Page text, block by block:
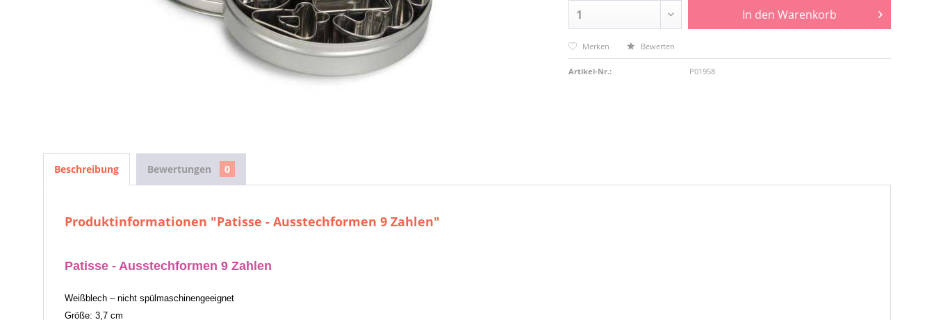
In den Warenkorb
Merken Bewerten
Artikel-Nr.: P01958
Beschreibung Bewertungen 0
Produktinformationen "Patisse - Ausstechformen 9 Zahlen"
Patisse - Ausstechformen 9 Zahlen
Weißblech – nicht spülmaschinengeeignet
Größe: 3,7 cm